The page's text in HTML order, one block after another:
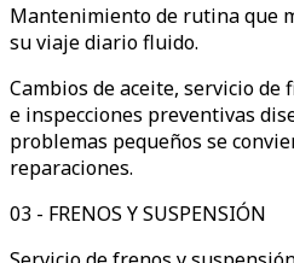
Mantenimiento de rutina que
su viaje diario fluido.
Cambios de aceite, servicio
e inspecciones preventivas
problemas pequeños se
reparaciones.
03 - FRENOS Y SUSPENSIÓN